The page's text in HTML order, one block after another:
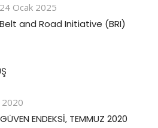
24 Ocak 2025
Belt and Road Initiative (BRI)
ENDEKSİ, TEMMUZ 2020